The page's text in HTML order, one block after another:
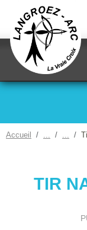
Accueil
TIR
Panneau de gestion